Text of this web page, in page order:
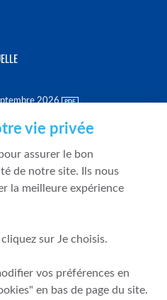
2026
de résolution
vie privée
assurer le bon
de notre site. Ils nous
la meilleure expérience
sur Je choisis.
vos préférences en
en bas de page du site.